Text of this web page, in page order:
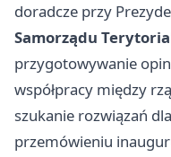
doradcze przy
Samorządu
przygotowywanie
współpracy między
szukanie rozwiązań
przemówieniu